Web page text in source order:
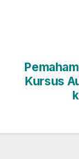
Kursus